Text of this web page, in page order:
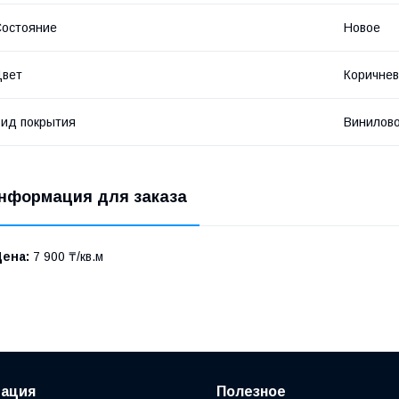
Новое
покрытия
для заказа
7 900 ₸/кв.м
Полезное